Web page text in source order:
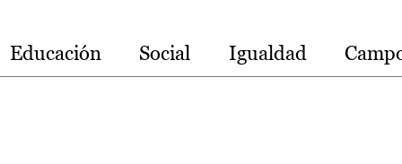
Educación Social Igualdad